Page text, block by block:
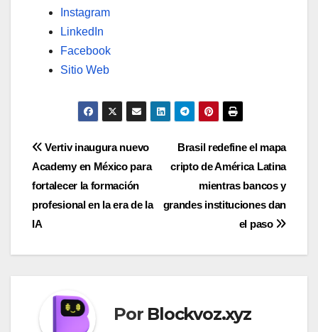
Instagram
LinkedIn
Facebook
Sitio Web
Navegación
de
entradas
Brasil redefine el mapa
cripto de América Latina
mientras bancos y
grandes instituciones dan
el paso
Vertiv inaugura nuevo
Academy en México para
fortalecer la formación
profesional en la era de la
IA
Por Blockvoz.xyz